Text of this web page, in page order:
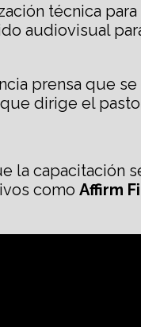
técnica
audiovisual
prensa que se
dirige el
capacitación
como Affirm